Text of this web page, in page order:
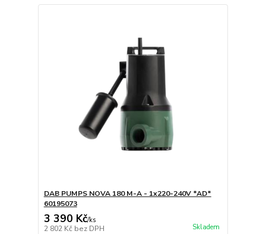
DAB PUMPS NOVA 180 M-A - 1x220-240V *AD*
60195073
3 390 Kč/ks
2 802 Kč bez DPH Skladem